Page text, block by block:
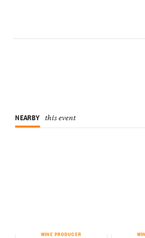
NEARBY this event
WINE PRODUCER